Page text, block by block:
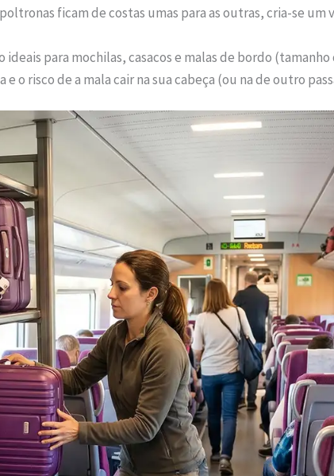
ficam de costas umas para as outras, cria-se um
ideais para mochilas, casacos e malas de bordo
o risco de a mala cair na sua cabeça (ou na de outro